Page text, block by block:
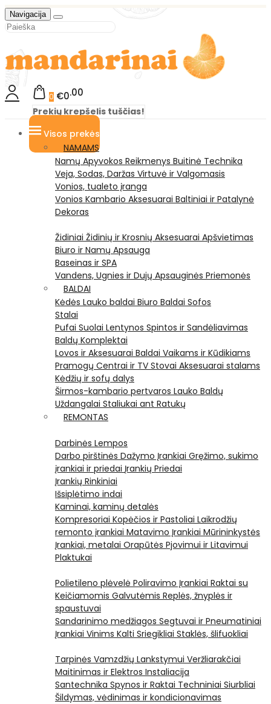
Navigacija
0 €0 00
Prekių krepšelis tuščias!
Visos prekės
NAMAMS
Namų Apyvokos Reikmenys Buitinė Technika
Veja, Sodas, Daržas Virtuvė ir Valgomasis
Vonios, tualeto įranga
Vonios Kambario Aksesuarai Baltiniai ir Patalynė
Dekoras
Židiniai Židinių ir Krosnių Aksesuarai Apšvietimas
Biuro ir Namų Apsauga
Baseinas ir SPA
Vandens, Ugnies ir Dujų Apsauginės Priemonės
BALDAI
Kėdės Lauko baldai Biuro Baldai Sofos
Stalai
Pufai Suolai Lentynos Spintos ir Sandėliavimas
Baldų Komplektai
Lovos ir Aksesuarai Baldai Vaikams ir Kūdikiams
Pramogų Centrai ir TV Stovai Aksesuarai stalams
Kėdžių ir sofų dalys
Širmos-kambario pertvaros Lauko Baldų
Uždangalai Staliukai ant Ratukų
REMONTAS
Darbinės Lempos
Darbo pirštinės Dažymo Įrankiai Gręžimo, sukimo
įrankiai ir priedai Įrankių Priedai
Įrankių Rinkiniai
Išsiplėtimo indai
Kaminai, kaminų detalės
Kompresoriai Kopėčios ir Pastoliai Laikrodžių
remonto įrankiai Matavimo Įrankiai Mūrininkystės
Įrankiai, metalai Orapūtės Pjovimui ir Litavimui
Plaktukai
Polietileno plėvelė Poliravimo Įrankiai Raktai su
Keičiamomis Galvutėmis Replės, žnyplės ir
spaustuvai
Sandarinimo medžiagos Segtuvai ir Pneumatiniai
Įrankiai Vinims Kalti Sriegikliai Staklės, šlifuokliai
Tarpinės Vamzdžių Lankstymui Veržliarakčiai
Maitinimas ir Elektros Instaliacija
Santechnika Spynos ir Raktai Techniniai Siurbliai
Šildymas, vėdinimas ir kondicionavimas